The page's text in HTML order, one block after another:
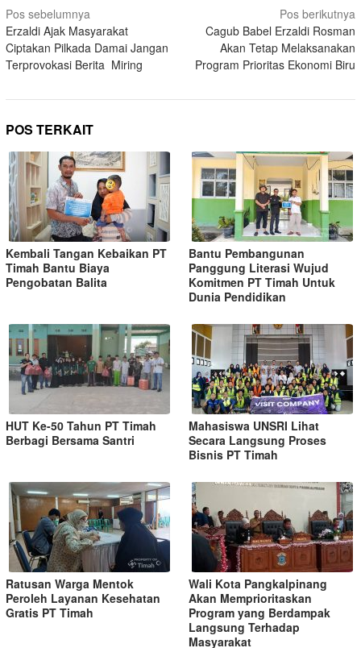
Pos sebelumnya
Erzaldi Ajak Masyarakat
Ciptakan Pilkada Damai Jangan
Terprovokasi Berita Miring
Pos berikutnya
Cagub Babel Erzaldi Rosman
Akan Tetap Melaksanakan
Program Prioritas Ekonomi Biru
POS TERKAIT
Kembali Tangan Kebaikan PT
Timah Bantu Biaya
Pengobatan Balita
Bantu Pembangunan
Panggung Literasi Wujud
Komitmen PT Timah Untuk
Dunia Pendidikan
HUT Ke-50 Tahun PT Timah
Berbagi Bersama Santri
Mahasiswa UNSRI Lihat
Secara Langsung Proses
Bisnis PT Timah
Ratusan Warga Mentok
Peroleh Layanan Kesehatan
Gratis PT Timah
Wali Kota Pangkalpinang
Akan Memprioritaskan
Program yang Berdampak
Langsung Terhadap
Masyarakat